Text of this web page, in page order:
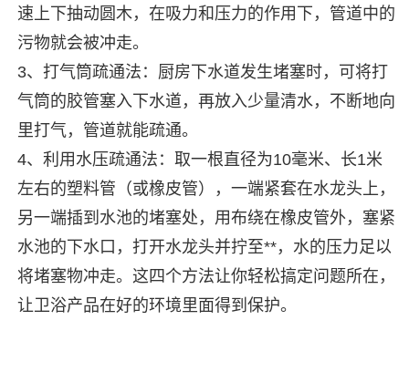
速上下抽动圆木，在吸力和压力的作用下，管道中的
污物就会被冲走。
3、打气筒疏通法：厨房下水道发生堵塞时，可将打
气筒的胶管塞入下水道，再放入少量清水，不断地向
里打气，管道就能疏通。
4、利用水压疏通法：取一根直径为10毫米、长1米
左右的塑料管（或橡皮管），一端紧套在水龙头上，
另一端插到水池的堵塞处，用布绕在橡皮管外，塞紧
水池的下水口，打开水龙头并拧至**，水的压力足以
将堵塞物冲走。这四个方法让你轻松搞定问题所在，
让卫浴产品在好的环境里面得到保护。